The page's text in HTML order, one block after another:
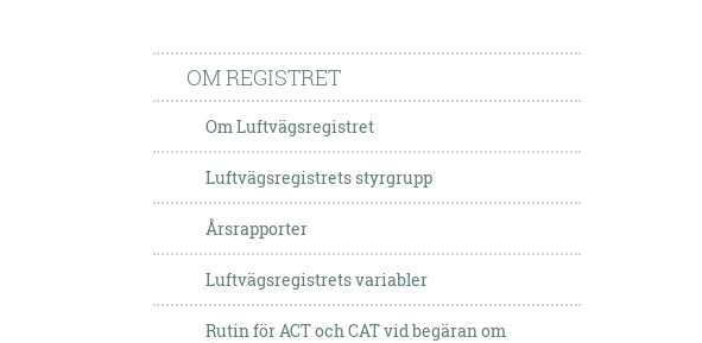
OM REGISTRET
Om Luftvägsregistret
Luftvägsregistrets styrgrupp
Årsrapporter
Luftvägsregistrets variabler
Rutin för ACT och CAT vid begäran om